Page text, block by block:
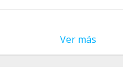
Ver más